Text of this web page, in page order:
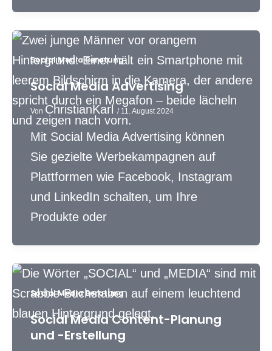
Social Media Beratung
Social Media Advertising
Von ChristianKarl / 11. August 2024
Mit Social Media Advertising können
Sie gezielte Werbekampagnen auf
Plattformen wie Facebook, Instagram
und LinkedIn schalten, um Ihre
Produkte oder
Social Media Beratung
Social Media Content-Planung
und -Erstellung